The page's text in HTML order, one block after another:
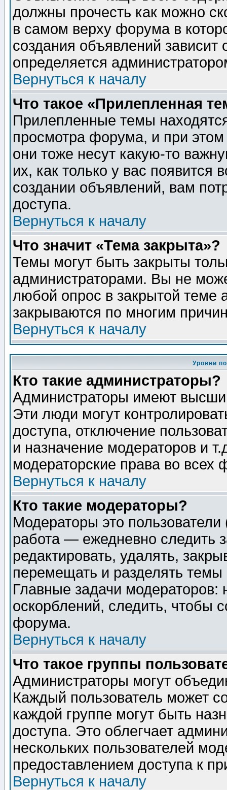
должны прочесть как можно
в самом верху форума в
создания объявлений зависит
определяется
Вернуться к началу
Что такое «Прилепленная
Прилепленные темы
просмотра форума, и при
они тоже несут какую-то
их, как только у вас появится
создании объявлений, вам
доступа.
Вернуться к началу
Что значит «Тема закрыта»?
Темы могут быть закрыты
администраторами. Вы не
любой опрос в закрытой теме
закрываются по многим
Вернуться к началу
Уровни
Кто такие администраторы?
Администраторы имеют
Эти люди могут
доступа, отключение
и назначение модераторов и
модераторские права во всех
Вернуться к началу
Кто такие модераторы?
Модераторы это
работа — ежедневно следить
редактировать, удалять,
перемещать и разделять
Главные задачи
оскорблений, следить, чтобы
форума.
Вернуться к началу
Что такое группы
Администраторы могут
Каждый пользователь может
каждой группе могут быть
доступа. Это облегчает
нескольких пользователей
предоставлением доступа к
Вернуться к началу